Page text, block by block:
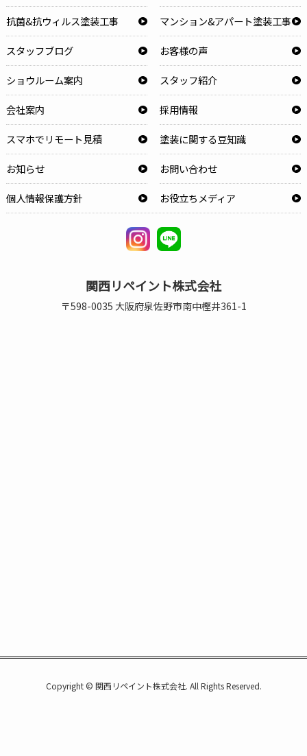
抗菌&抗ウィルス塗装工事 マンション&アパート塗装工事
スタッフブログ お客様の声
ショウルーム案内 スタッフ紹介
会社案内 採用情報
スマホでリモート見積 塗装に関する豆知識
お知らせ お問い合わせ
個人情報保護方針 お役立ちメディア
関西リペイント株式会社
〒598-0035 大阪府泉佐野市南中樫井361-1
Copyright © 関西リペイント株式会社. All Rights Reserved.